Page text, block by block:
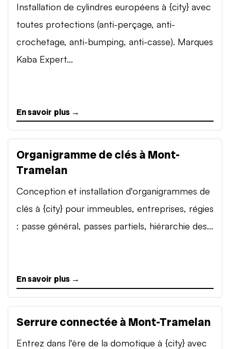
Installation de cylindres européens à {city} avec
toutes protections (anti-perçage, anti-
crochetage, anti-bumping, anti-casse). Marques
Kaba Expert...
En savoir plus →
Organigramme de clés à Mont-
Tramelan
Conception et installation d'organigrammes de
clés à {city} pour immeubles, entreprises, régies
: passe général, passes partiels, hiérarchie des...
En savoir plus →
Serrure connectée à Mont-Tramelan
Entrez dans l'ère de la domotique à {city} avec